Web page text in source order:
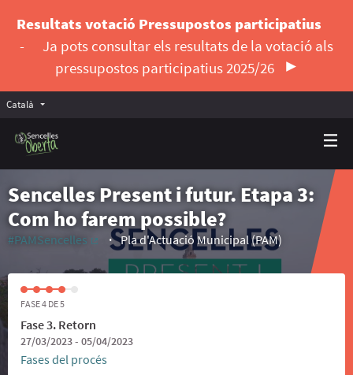
Resultats votació Pressupostos participatius
-
Ja pots consultar els resultats de la votació als
pressupostos participatius 2025/26
Català Triar la llengua
Sencelles Present i futur. Etapa 3:
Com ho farem possible?
#PAMSencelles
(Enllaç extern)
Pla d'Actuació Municipal (PAM)
FASE 4 DE 5
Fase 3. Retorn
27/03/2023 - 05/04/2023
Fases del procés